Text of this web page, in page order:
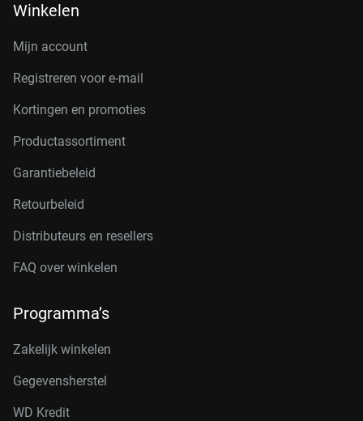
Winkelen
Mijn account
Registreren voor e-mail
Kortingen en promoties
Productassortiment
Garantiebeleid
Retourbeleid
Distributeurs en resellers
FAQ over winkelen
Programma’s
Zakelijk winkelen
Gegevensherstel
WD Kredit